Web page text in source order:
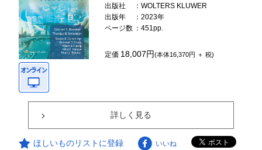
出版社
：WOLTERS KLUWER
出版年
：2023年
ページ数 ：451pp.
定価 18,007円(本体16,370円 ＋ 税)
詳しく見る
ほしいものリストに登録 いいね